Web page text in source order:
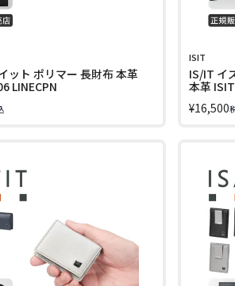
ット ポリマー 長財布 本革
LINECPN
ISIT
IS/IT イ
本革
¥16,500